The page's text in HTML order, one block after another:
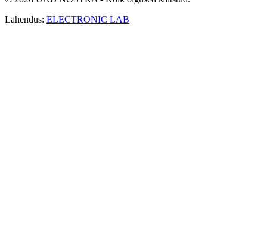
Lahendus: ELECTRONIC LAB